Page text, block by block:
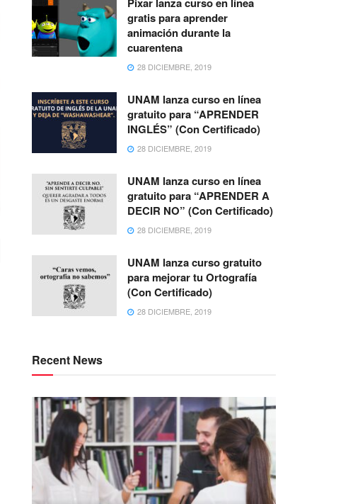
gratis para aprender
animación durante la
cuarentena
28 DICIEMBRE, 2019
UNAM lanza curso en línea
gratuito para “APRENDER
INGLÉS” (Con Certificado)
28 DICIEMBRE, 2019
UNAM lanza curso en línea
gratuito para “APRENDER A
DECIR NO” (Con Certificado)
28 DICIEMBRE, 2019
UNAM lanza curso gratuito
para mejorar tu Ortografía
(Con Certificado)
28 DICIEMBRE, 2019
Recent News